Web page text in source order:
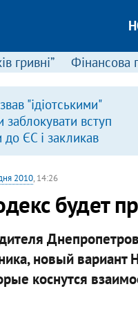
гривні” Фінансова
"ідіотськими"
заблокувати вступ
до ЄС і закликав
антиукраїнську
2010, 14:26
будет
новый вариант
коснутся